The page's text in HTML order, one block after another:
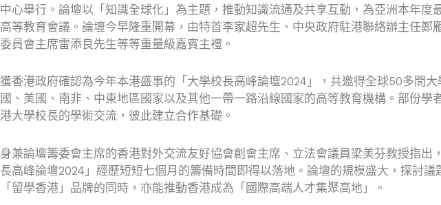
中心舉行。論壇以「知識全球化」為主題，推動知識流通及共享互動，為亞洲本年
高等教育會議。論壇今早隆重開幕，由特首李家超先生、中央政府駐港聯絡辦主任
委員會主席雷添良先生等等重量級嘉賓主禮。
獲香港政府確認為今年本港盛事的「大學校長高峰論壇2024」，共邀得全球50多間
國、美國、南非、中東地區國家以及其他一帶一路沿線國家的高等教育機構。部份
港大學校長的學術交流，彼此建立合作基礎。
身兼論壇籌委會主席的香港對外交流友好協會創會主席、立法會議員梁美芬教授指
長高峰論壇2024」經歷短短七個月的籌備時間即得以落地。論壇的規模盛大，探討
「留學香港」品牌的同時，亦能推動香港成為「國際高端人才集聚高地」。